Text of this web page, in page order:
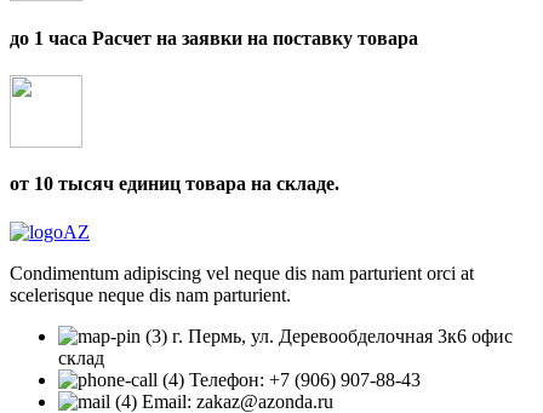
до 1 часа Расчет на заявки на поставку товара
от 10 тысяч единиц товара на складе.
Condimentum adipiscing vel neque dis nam parturient orci at
scelerisque neque dis nam parturient.
г. Пермь, ул. Деревообделочная 3к6 офис
склад
Телефон: +7 (906) 907-88-43
Email: zakaz@azonda.ru